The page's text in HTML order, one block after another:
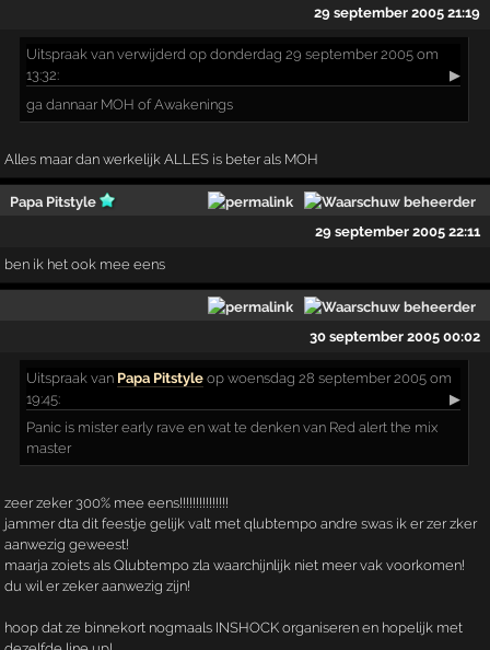
29 september 2005 21:19
Uitspraak van verwijderd op donderdag 29 september 2005 om
13:32:
▶
ga dannaar MOH of Awakenings
Alles maar dan werkelijk ALLES is beter als MOH
Papa Pitstyle
29 september 2005 22:11
ben ik het ook mee eens
30 september 2005 00:02
Uitspraak van Papa Pitstyle op woensdag 28 september 2005 om
19:45:
▶
Panic is mister early rave en wat te denken van Red alert the mix
master
zeer zeker 300% mee eens!!!!!!!!!!!!!!!
jammer dta dit feestje gelijk valt met qlubtempo andre swas ik er zer zker
aanwezig geweest!
maarja zoiets als Qlubtempo zla waarchijnlijk niet meer vak voorkomen!
du wil er zeker aanwezig zijn!
hoop dat ze binnekort nogmaals INSHOCK organiseren en hopelijk met